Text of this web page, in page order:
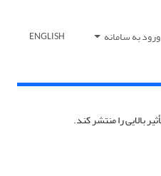
ورود به سامانه ENGLISH